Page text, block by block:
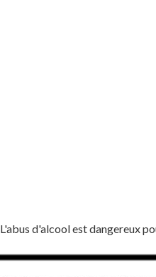
L'abus d'alcool est dangereux